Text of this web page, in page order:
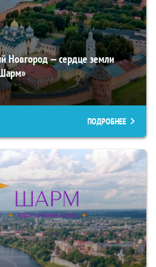
Новгород — сердце земли
ПОДРОБНЕЕ